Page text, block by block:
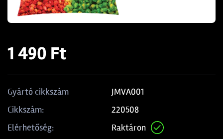
1 490 Ft
Gyártó cikkszám
JMVA001
Cikkszám:
220508
Elérhetőség:
Raktáron